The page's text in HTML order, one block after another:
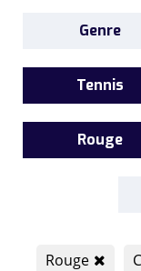
Genre
Tennis
Rouge
Rouge